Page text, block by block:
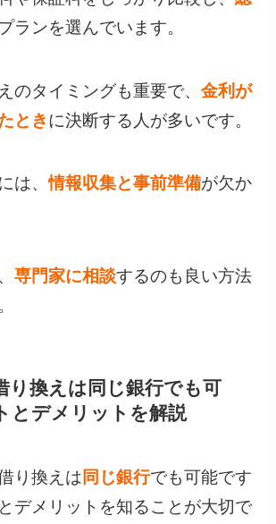
ランを選んでいます。
のタイミングも重要で、金利が
ときに決断する人が多いです。
は、情報収集と事前準備が欠か
専門家に相談するのも良い方法
り換えは同じ銀行でも可
とデメリットを解説
り換えは 同じ銀行でも可能です
デメリットを知ることが大切で